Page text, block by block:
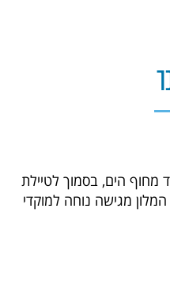
במרחק של כ-200 מטרים בלבד מחוף הים, בסמוך לטיילת
המלון מגישה נוחה למוקדי